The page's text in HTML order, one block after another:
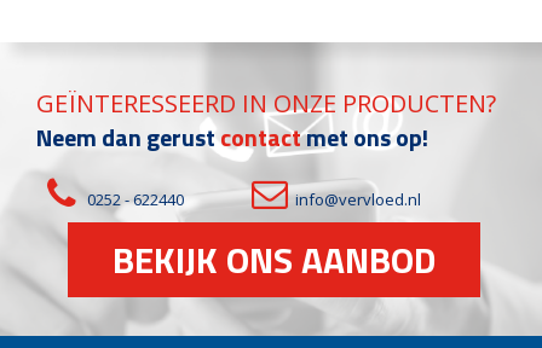
GEÏNTERESSEERD IN ONZE PRODUCTEN?
Neem dan gerustcontactmet ons op!
0252 - 622440 info@vervloed.nl
BEKIJK ONS AANBOD